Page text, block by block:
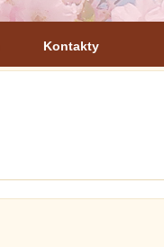
Kontakty